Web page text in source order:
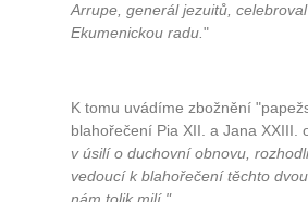
Arrupe, generál jezuitů,
Ekumenickou radu. "
K tomu uvádíme zbožnění
blahořečení Pia XII. a Jana XXIII.
v úsilí o duchovní obnovu,
vedoucí k blahořečení těchto